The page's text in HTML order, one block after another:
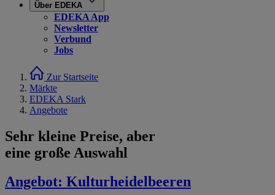
Über EDEKA
EDEKA App
Newsletter
Verbund
Jobs
Zur Startseite
Märkte
EDEKA Stark
Angebote
Sehr kleine Preise, aber
eine große Auswahl
Angebot: Kulturheidelbeeren